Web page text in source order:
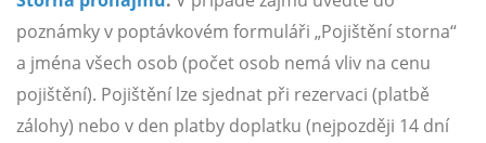
poznámky v poptávkovém formuláři „Pojištění storna“
a jména všech osob (počet osob nemá vliv na cenu
pojištění). Pojištění lze sjednat při rezervaci (platbě
zálohy) nebo v den platby doplatku (nejpozději 14 dní